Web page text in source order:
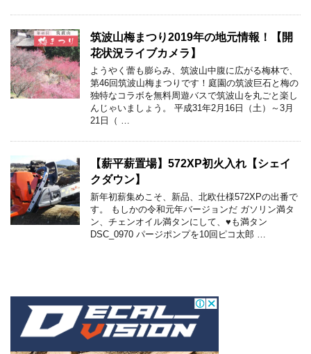
筑波山梅まつり2019年の地元情報！【開
花状況ライブカメラ】
ようやく蕾も膨らみ、筑波山中腹に広がる梅林で、
第46回筑波山梅まつりです！庭園の筑波巨石と梅の
独特なコラボを無料周遊バスで筑波山を丸ごと楽し
んじゃいましょう。 平成31年2月16日（土）～3月
21日（ …
【薪平薪置場】572XP初火入れ【シェイ
クダウン】
新年初薪集めこそ、新品、北欧仕様572XPの出番で
す。 もしかの令和元年バージョンだ ガソリン満タ
ン、チェンオイル満タンにして、♥も満タン
DSC_0970 パージポンプを10回ピコ太郎 …